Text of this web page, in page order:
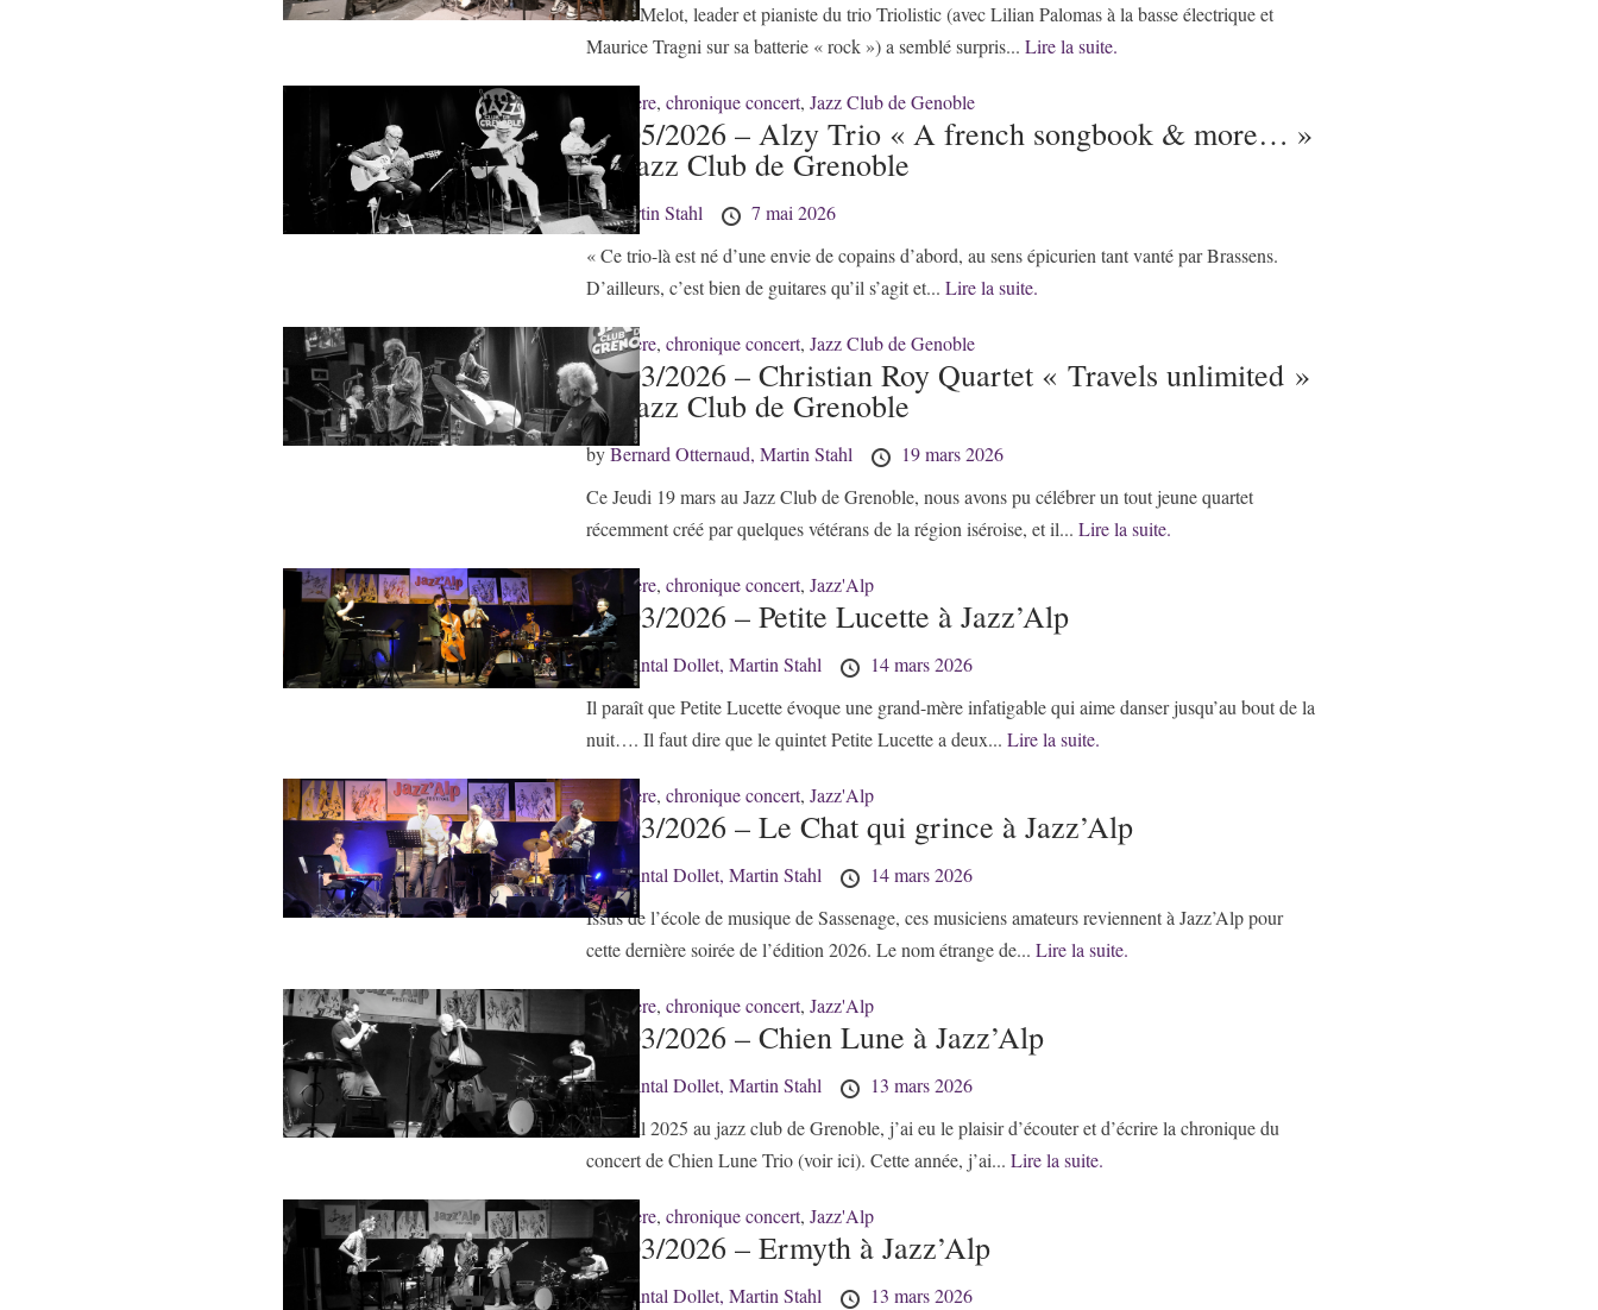
Lionel Melot, leader et pianiste du trio Triolistic (avec Lilian Palomas à la basse électrique et
Maurice Tragni sur sa batterie « rock ») a semblé surpris... Lire la suite.
38 - Isère, chronique concert, Jazz Club de Genoble
07/05/2026 – Alzy Trio « A french songbook & more… »
au Jazz Club de Grenoble
byMartin Stahl
7 mai 2026
« Ce trio-là est né d’une envie de copains d’abord, au sens épicurien tant vanté par Brassens.
D’ailleurs, c’est bien de guitares qu’il s’agit et... Lire la suite.
38 - Isère, chronique concert, Jazz Club de Genoble
19/03/2026 – Christian Roy Quartet « Travels unlimited »
au Jazz Club de Grenoble
byBernard Otternaud, Martin Stahl
19 mars 2026
Ce Jeudi 19 mars au Jazz Club de Grenoble, nous avons pu célébrer un tout jeune quartet
récemment créé par quelques vétérans de la région iséroise, et il... Lire la suite.
38 - Isère, chronique concert, Jazz'Alp
14/03/2026 – Petite Lucette à Jazz’Alp
byChantal Dollet, Martin Stahl
14 mars 2026
Il paraît que Petite Lucette évoque une grand-mère infatigable qui aime danser jusqu’au bout de la
nuit…. Il faut dire que le quintet Petite Lucette a deux... Lire la suite.
38 - Isère, chronique concert, Jazz'Alp
14/03/2026 – Le Chat qui grince à Jazz’Alp
byChantal Dollet, Martin Stahl
14 mars 2026
Issus de l’école de musique de Sassenage, ces musiciens amateurs reviennent à Jazz’Alp pour
cette dernière soirée de l’édition 2026. Le nom étrange de... Lire la suite.
38 - Isère, chronique concert, Jazz'Alp
13/03/2026 – Chien Lune à Jazz’Alp
by Chantal Dollet, Martin Stahl
13 mars 2026
En avril 2025 au jazz club de Grenoble, j’ai eu le plaisir d’écouter et d’écrire la chronique du
concert de Chien Lune Trio (voir ici). Cette année, j’ai... Lire la suite.
38 - Isère, chronique concert, Jazz'Alp
13/03/2026 – Ermyth à Jazz’Alp
byChantal Dollet, Martin Stahl
13 mars 2026